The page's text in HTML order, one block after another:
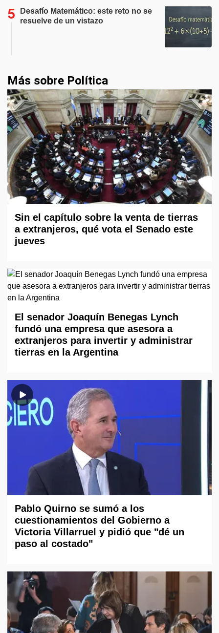
Desafío Matemático: este reto no se
resuelve de un vistazo
Más sobre Política
Sin el capítulo sobre la venta de tierras
a extranjeros, qué vota el Senado este
jueves
El senador Joaquín Benegas Lynch
fundó una empresa que asesora a
extranjeros para invertir y administrar
tierras en la Argentina
Pablo Quirno se sumó a los
cuestionamientos del Gobierno a
Victoria Villarruel y pidió que "dé un
paso al costado"